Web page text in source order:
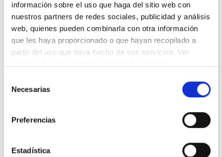
información sobre el uso que haga del sitio web con
nuestros partners de redes sociales, publicidad y análisis
web, quienes pueden combinarla con otra información
que les haya proporcionado o que hayan recopilado a
partir del uso que haya hecho de sus servicios. Ver
Necesarias
Preferencias
Estadística